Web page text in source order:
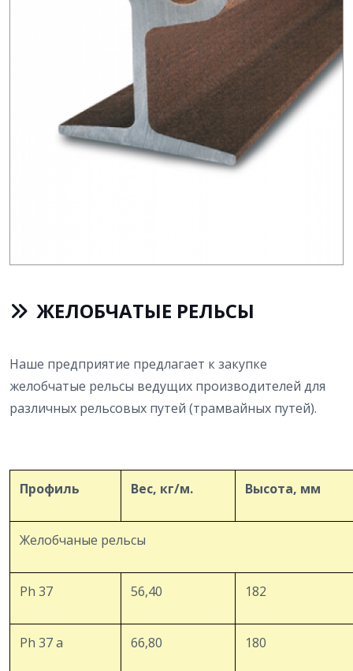
ЖЕЛОБЧАТЫЕ РЕЛЬСЫ
Наше предприятие предлагает к закупке
желобчатые рельсы ведущих производителей для
различных рельсовых путей (трамвайных путей).
Профиль Вес, кг/м. Высота, мм
Желобчаные рельсы
Ph 37 56,40 182
Ph 37 a 66,80 180